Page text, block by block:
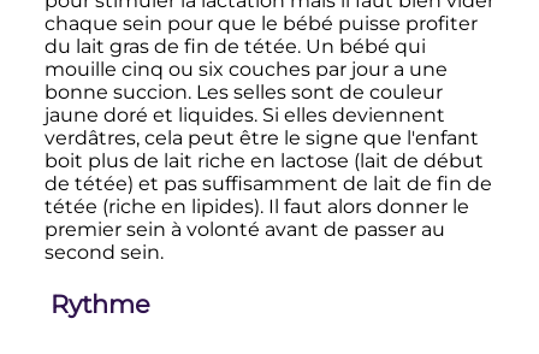
chaque sein pour que le bébé puisse profiter
du lait gras de fin de tétée. Un bébé qui
mouille cinq ou six couches par jour a une
bonne succion. Les selles sont de couleur
jaune doré et liquides. Si elles deviennent
verdâtres, cela peut être le signe que l'enfant
boit plus de lait riche en lactose (lait de début
de tétée) et pas suffisamment de lait de fin de
tétée (riche en lipides). Il faut alors donner le
premier sein à volonté avant de passer au
second sein.
Rythme